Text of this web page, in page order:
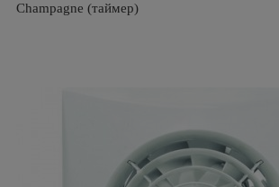
Champagne (таймер)